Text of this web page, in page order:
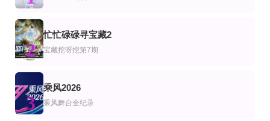
走过历史大地
保持清醒
财经透视
第5集完结
愈见2026
更新至20260703期
炽热的夏天
包上恩 周柯宇 柯淳 赵英博 付伟伦 徐媛屹娜
20260730第8期
你好湖南​
德云社郭麒麟相声专场天津站2018
超棒的我们第二季​
蒋璐霞,李菲儿,屈菁菁,刘维,吴俊霆,赵辰龙
粤旅玩家
2
忙忙碌碌寻宝藏2
宝藏挖呀挖第7期
3
乘风2026
乘风舞台全纪录